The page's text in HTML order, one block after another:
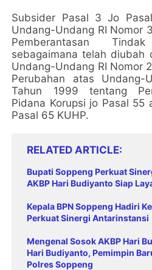
Subsider Pasal 3 Jo
Undang-Undang RI Nomor
Pemberantasan
sebagaimana telah diubah
Undang-Undang RI Nomor
Perubahan atas Undang-
Tahun 1999 tentang
Pidana Korupsi jo Pasal 55
Pasal 65 KUHP.
RELATED ARTICLE
Bupati Soppeng Perkuat
AKBP Hari Budiyanto Siap
Kepala BPN Soppeng Hadiri
Perkuat Sinergi Antarinstansi
Mengenal Sosok AKBP Hari
Hari Budiyanto, Pemimpin
Polres Soppeng